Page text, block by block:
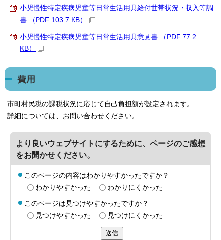
小児慢性特定疾病児童等日常生活用具給付世帯状況・収入等調
書 （PDF 103.7 KB）
小児慢性特定疾病児童等日常生活用具意見書 （PDF 77.2
KB）
費用
市町村民税の課税状況に応じて自己負担額が設定されます。
詳細については、お問い合わせください。
より良いウェブサイトにするために、ページのご感想
をお聞かせください。
このページの内容はわかりやすかったですか？
わかりやすかった
わかりにくかった
このページは見つけやすかったですか？
見つけやすかった
見つけにくかった
送信